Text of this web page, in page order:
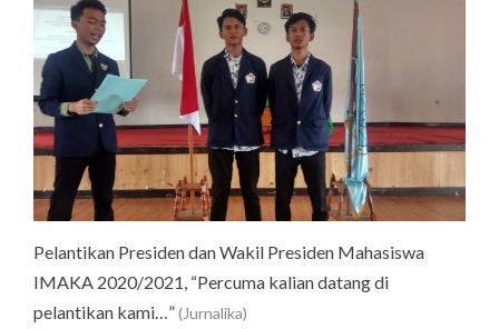
Pelantikan Presiden dan Wakil Presiden Mahasiswa
IMAKA 2020/2021, “Percuma kalian datang di
pelantikan kami…”(Jurnalika)